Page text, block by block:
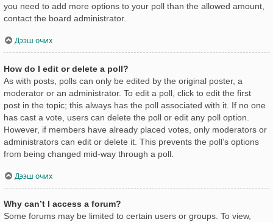
you need to add more options to your poll than the allowed amount,
contact the board administrator.
Дээш очих
How do I edit or delete a poll?
As with posts, polls can only be edited by the original poster, a
moderator or an administrator. To edit a poll, click to edit the first
post in the topic; this always has the poll associated with it. If no one
has cast a vote, users can delete the poll or edit any poll option.
However, if members have already placed votes, only moderators or
administrators can edit or delete it. This prevents the poll’s options
from being changed mid-way through a poll.
Дээш очих
Why can’t I access a forum?
Some forums may be limited to certain users or groups. To view,